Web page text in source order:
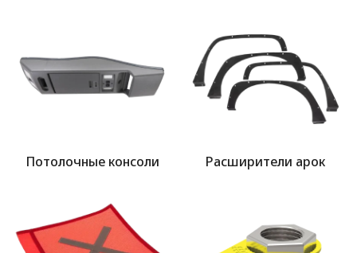
Потолочные консоли Расширители арок